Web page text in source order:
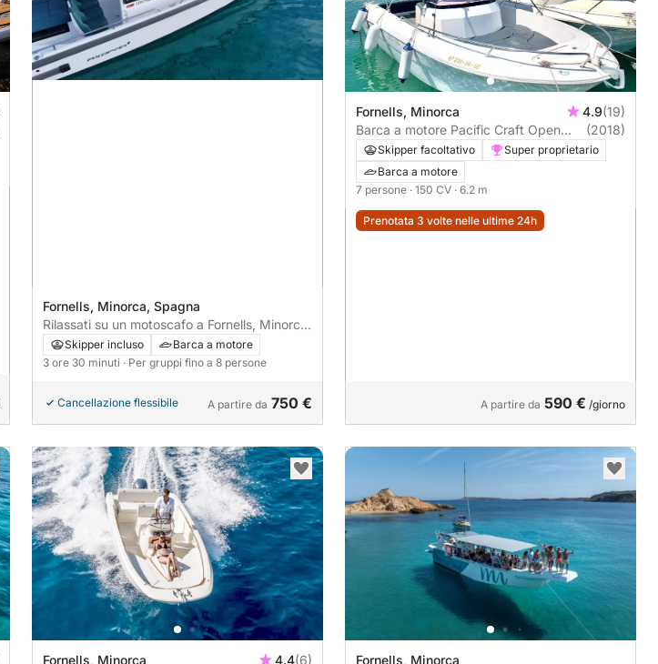
Fornells, Minorca, Spagna
Rilassati su un motoscafo a Fornells, Minorca
per 3 ore
Skipper incluso
Barca a motore
3 ore 30 minuti · Per gruppi fino a 8 persone
Cancellazione flessibile A partire da 750 €
Fornells, Minorca 4.9(19)
Barca a motore Pacific Craft Open
625 150CV
(2018)
Skipper facoltativo
Super proprietario
Barca a motore
7 persone · 150 CV · 6.2 m
Prenotata 3 volte nelle ultime 24h
A partire da 590 € /giorno
Fornells, Minorca 4.4(6) Fornells, Minorca